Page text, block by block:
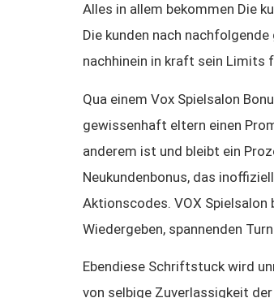
Alles in allem bekommen Die
Die kunden nach
nachhinein in kraft sein Limits
Qua einem Vox Spielsalon
gewissenhaft eltern einen
anderem ist und bleibt ein
Neukundenbonus, das
Aktionscodes. VOX
Wiedergeben, spannenden
Ebendiese Schriftstuck wird
von selbige Zuverlassigkeit